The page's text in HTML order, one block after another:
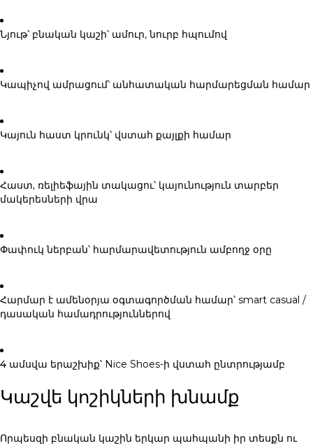
Նյութ՝ բնական կաշի՝ ամուր, նուրբ հպումով
Կապիչով ամրացում՝ անհատական հարմարեցման համար
Կայուն հաստ կրունկ՝ վստահ քայլքի համար
Հաստ, ռելիեֆային տակացու՝ կայունություն տարբեր
մակերեսների վրա
Փափուկ ներբան՝ հարմարավետություն ամբողջ օրը
Հարմար է ամենօրյա օգտագործման համար՝ smart casual /
դասական համադրություններով
4 ամսվա երաշխիք՝ Nice Shoes-ի վստահ ընտրությամբ
Կաշվե կոշիկների խնամք
Որպեսզի բնական կաշին երկար պահպանի իր տեսքն ու